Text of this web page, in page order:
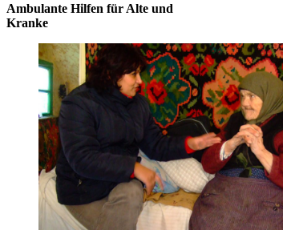
Ambulante Hilfen für Alte und
Kranke